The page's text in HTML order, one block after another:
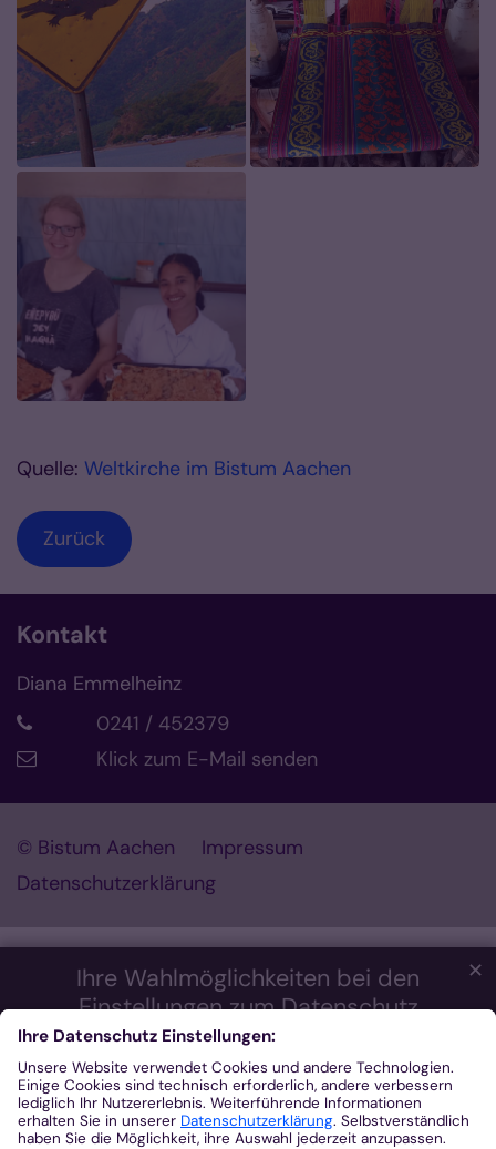
Ihre Wahlmöglichkeiten bei den
Einstellungen zum Datenschutz
Wir möchten Ihnen ein optimales Webseiten-Erlebnis bieten.
Dazu verwenden wir Cookies, die für das Funktionieren unserer
Website notwendig sind. Mit Ihrer Zustimmung verwenden wir
auch Cookies und andere Technologien, die zur Anzeige
externer Inhalte (Videos über Youtube, Audios über
Soundcloud, Karten über MapTiler ...) oder zu anonymen
✕
Quelle: Weltkirche im Bistum Aachen
Zurück
Kontakt
Diana Emmelheinz
0241 / 452379
Klick zum E-Mail senden
© Bistum Aachen
Impressum
Datenschutzerklärung